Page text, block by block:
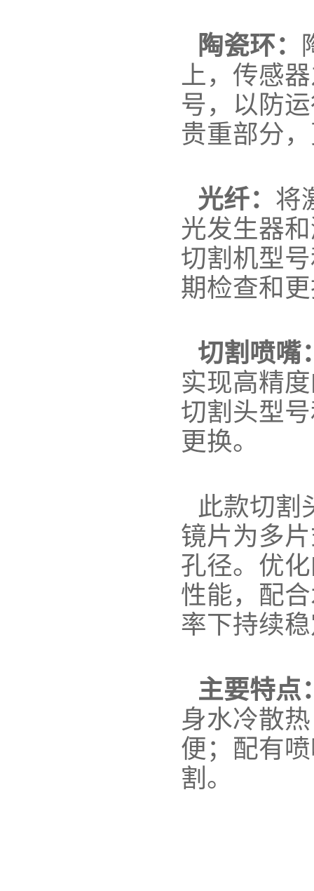
陶瓷环：
上，传感
号，以防
贵重部分
光纤： 将
光发生器
切割机型
期检查和
切割喷嘴
实现高精
切割头型
更换。
此款切割
镜片为多
孔径。优
性能，配
率下持续
主要特点
身水冷散
便；配有
割。